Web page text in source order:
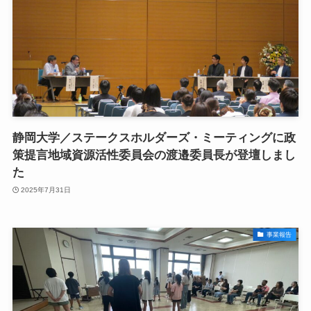
静岡大学／ステークスホルダーズ・ミーティングに政
策提言地域資源活性委員会の渡邉委員長が登壇しまし
た
2025年7月31日
事業報告